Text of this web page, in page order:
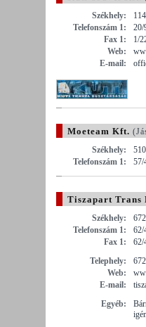
Székhely:
Telefonszám 1:
20/
Fax 1:
1/
Web:
E-mail:
Moeteam Kft.
Székhely:
Telefonszám 1:
57/
Tiszapart Trans
Székhely:
Telefonszám 1:
62/
Fax 1:
62/
Telephely:
Web:
E-mail:
Egyéb: